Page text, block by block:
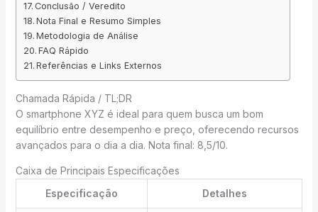
Conclusão / Veredito
Nota Final e Resumo Simples
Metodologia de Análise
FAQ Rápido
Referências e Links Externos
Chamada Rápida / TL;DR
O smartphone XYZ é ideal para quem busca um bom
equilíbrio entre desempenho e preço, oferecendo recursos
avançados para o dia a dia. Nota final: 8,5/10.
Caixa de Principais Especificações
Especificação
Detalhes